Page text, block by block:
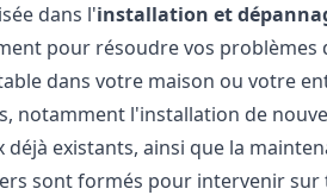
dans l'installation et
pour résoudre vos problèmes
dans votre maison ou votre
notamment l'installation de
déjà existants, ainsi que la
sont formés pour intervenir sur